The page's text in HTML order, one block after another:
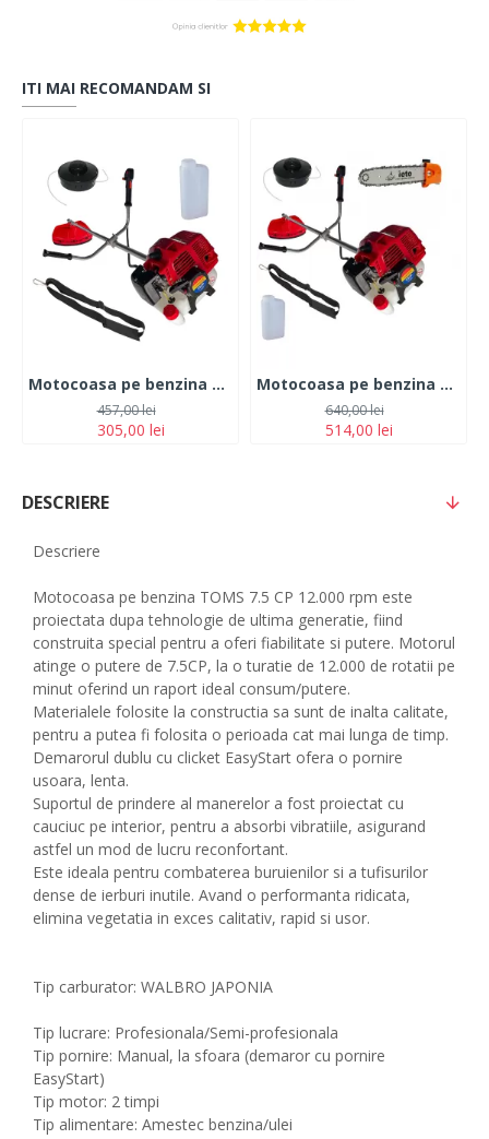
ITI MAI RECOMANDAM SI
Motocoasa pe benzina TOMS 7.5 CP 12.000 rpm
305,00 lei
457,00 lei
Motocoasa pe benzina TOMS 7.5 CP 12.000 rpm + Cap drujba
514,00 lei
640,00 lei
DESCRIERE
Descriere
Motocoasa pe benzina TOMS 7.5 CP 12.000 rpm este
proiectata dupa tehnologie de ultima generatie, fiind
construita special pentru a oferi fiabilitate si putere. Motorul
atinge o putere de 7.5CP, la o turatie de 12.000 de rotatii pe
minut oferind un raport ideal consum/putere.
Materialele folosite la constructia sa sunt de inalta calitate,
pentru a putea fi folosita o perioada cat mai lunga de timp.
Demarorul dublu cu clicket EasyStart ofera o pornire
usoara, lenta.
Suportul de prindere al manerelor a fost proiectat cu
cauciuc pe interior, pentru a absorbi vibratiile, asigurand
astfel un mod de lucru reconfortant.
Este ideala pentru combaterea buruienilor si a tufisurilor
dense de ierburi inutile. Avand o performanta ridicata,
elimina vegetatia in exces calitativ, rapid si usor.
Tip carburator: WALBRO JAPONIA
Tip lucrare: Profesionala/Semi-profesionala
Tip pornire: Manual, la sfoara (demaror cu pornire
EasyStart)
Tip motor: 2 timpi
Tip alimentare: Amestec benzina/ulei